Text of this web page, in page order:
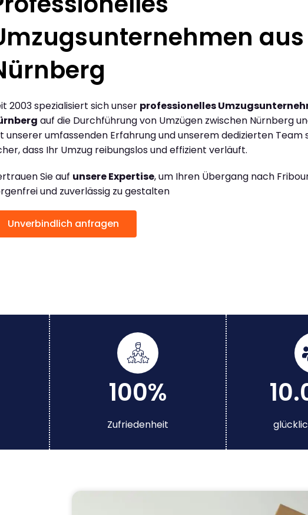
aus
2003 spezialisiert sich unser professionelles
auf die Durchführung von Umzügen zwischen Nürnberg
unserer umfassenden Erfahrung und unserem dedizierten Team
dass Ihr Umzug reibungslos und effizient verläuft.
Sie auf unsere Expertise, um Ihren Übergang nach
und zuverlässig zu gestalten
Unverbindlich anfragen
100%
Zufriedenheit